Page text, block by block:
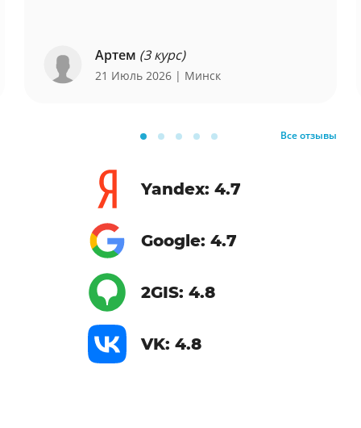
Артем (3 курс)
21 Июль 2026 | Минск
Все отзывы
Yandex: 4.7
Google: 4.7
2GIS: 4.8
VK: 4.8